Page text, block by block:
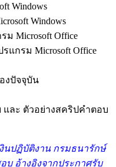
Windows
Windows
Microsoft Office
แกรม Microsoft Office
งปัจจุบัน
และ ตัวอย่างสคริปคำตอบ
นปฏิบัติงาน กรมธนารักษ์
บ อ้างอิงจากประกาศรับ